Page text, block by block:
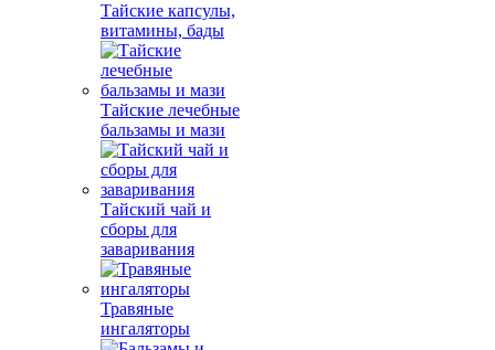
Тайские капсулы,
витамины, бады
Тайские лечебные
бальзамы и мази
Тайский чай и
сборы для
заваривания
Травяные
ингаляторы